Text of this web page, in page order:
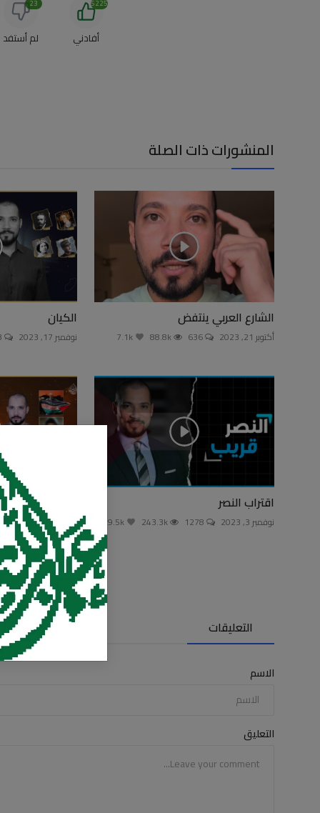
أفادني
5225
لم أستفد
23
المنشورات ذات الصلة
الشارع العربي ينتفض
أكتوبر 21, 2023
الكيان
نوفمبر 17, 2023 563
اقتراب النصر
نوفمبر 3, 2023
المنبطحون
أكتوبر 13, 2023 1403
التعليقات
الاسم
التعليق